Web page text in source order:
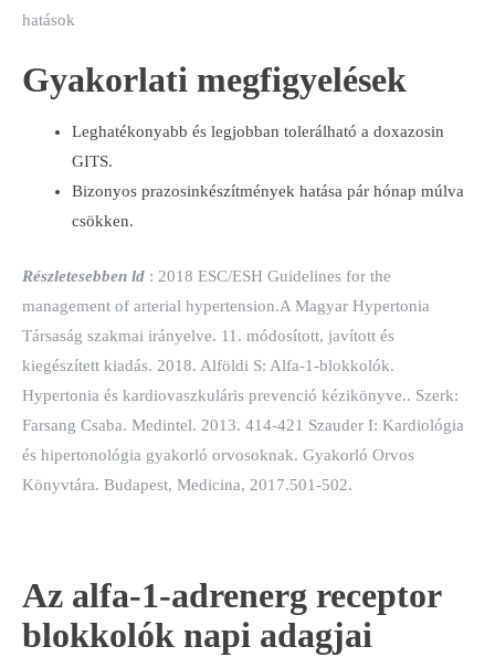
hatások
Gyakorlati megfigyelések
Leghatékonyabb és legjobban tolerálható a doxazosin
GITS.
Bizonyos prazosinkészítmények hatása pár hónap múlva
csökken.
Részletesebben ld : 2018 ESC/ESH Guidelines for the
management of arterial hypertension.A Magyar Hypertonia
Társaság szakmai irányelve. 11. módosított, javított és
kiegészített kiadás. 2018. Alföldi S: Alfa-1-blokkolók.
Hypertonia és kardiovaszkuláris prevenció kézikönyve.. Szerk:
Farsang Csaba. Medintel. 2013. 414-421 Szauder I: Kardiológia
és hipertonológia gyakorló orvosoknak. Gyakorló Orvos
Könyvtára. Budapest, Medicina, 2017.501-502.
Az alfa-1-adrenerg receptor
blokkolók napi adagjai